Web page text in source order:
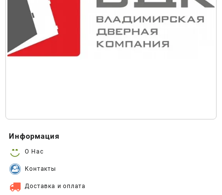
Информация
О Нас
Контакты
Доставка и оплата